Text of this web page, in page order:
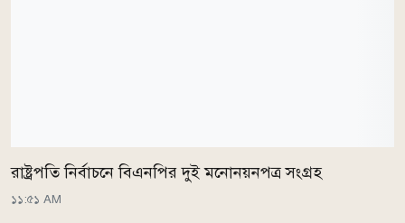
রাষ্ট্রপতি নির্বাচনে বিএনপির দুই মনোনয়নপত্র সংগ্রহ
১১:৫১ AM